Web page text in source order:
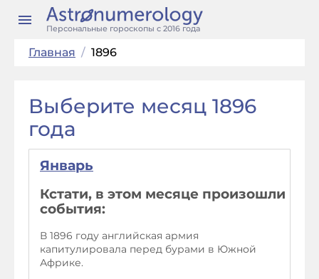
Персональные гороскопы с 2016 года
Главная / 1896
Выберите месяц 1896
года
Январь
Кстати, в этом месяце произошли
события:
В 1896 году английская армия
капитулировала перед бурами в Южной
Африке.